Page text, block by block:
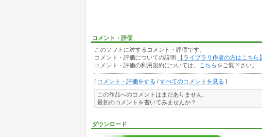
コメント・評価
このソフトに対するコメント・評価です。
コメント・評価についての説明
【ライブラリ作者の方はこちら】
コメント・評価の利用規約については、
こちら をご覧下さい。
[ コメント・評価をする /すべてのコメントを見る ]
この作品へのコメントはまだありません。
最初のコメントを書いてみませんか？
ダウンロード